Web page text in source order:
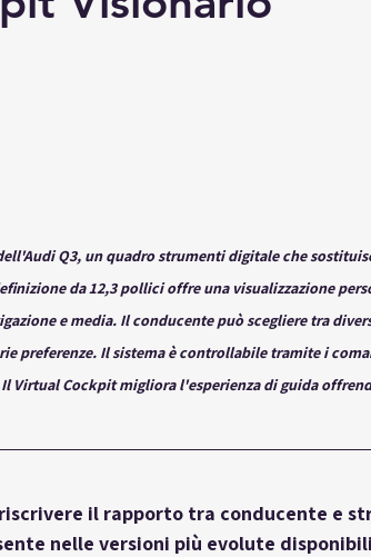
Q3, un quadro strumenti digitale che
da 12,3 pollici offre una visualizzazione
e media. Il conducente può scegliere tra
preferenze. Il sistema è controllabile tramite i
Virtual Cockpit migliora l'esperienza di guida
il rapporto tra conducente e
nelle versioni più evolute disponibili